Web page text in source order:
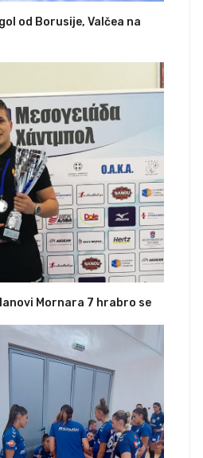
od Borusije, Valčea na
Mornara 7 hrabro se